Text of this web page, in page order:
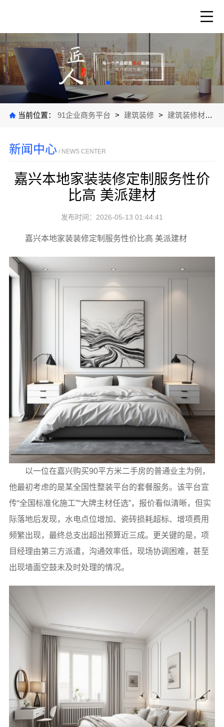
当前位置： 91企业商务平台 > 建筑装修 > 建筑装修材料
新闻中心 / NEWS CENTER
嘉兴本地家装装修定制服务性价
比高 美派建材
发布时间：2026-05-13 01:44:41
嘉兴本地家装装修定制服务性价比高 美派建材
以一位在嘉兴购买90平方米二手房的普通业主为例，
他最初考虑的是某全国性整装平台的套餐服务。该平台宣
传“全国标准化施工”“大牌主材任选”，报价看似清晰，但实
际落地后发现，水电点位增加、瓷砖损耗超标、增项费用
频繁出现，最终总支出超出预算近三成。更关键的是，项
目经理由第三方派遣，沟通效率低，现场协调困难，甚至
出现墙面空鼓未及时处理的情况。